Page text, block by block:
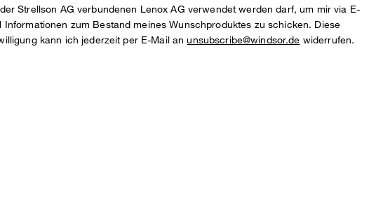
Strellson AG verbundenen Lenox AG verwendet werden darf, um mir via E-
Informationen zum Bestand meines Wunschproduktes zu schicken. Diese
kann ich jederzeit per E-Mail anunsubscribe@windsor.de widerrufen.